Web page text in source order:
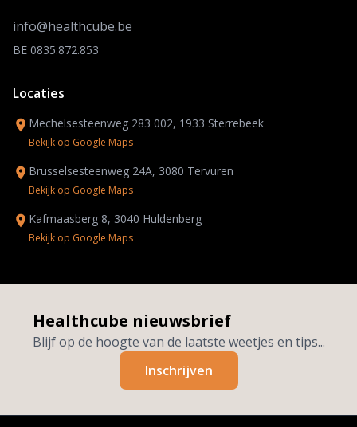
info@healthcube.be
BE 0835.872.853
Locaties
Mechelsesteenweg 283 002, 1933 Sterrebeek
Bekijk op Google Maps
Brusselsesteenweg 24A, 3080 Tervuren
Bekijk op Google Maps
Kafmaasberg 8, 3040 Huldenberg
Bekijk op Google Maps
Healthcube nieuwsbrief
Blijf op de hoogte van de laatste weetjes en tips...
Inschrijven